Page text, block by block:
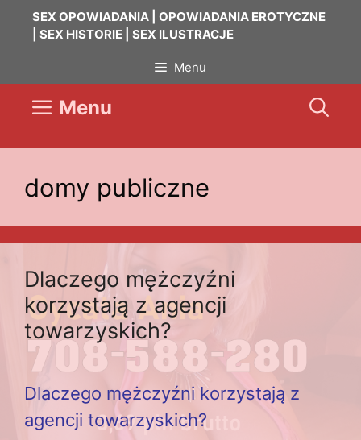
PrzejdźSEX OPOWIADANIA | OPOWIADANIA EROTYCZNE
| SEX HISTORIE | SEX ILUSTRACJE
Menu
Menu
domy publiczne
Dlaczego mężczyźni
korzystają z agencji
towarzyskich?
Dlaczego mężczyźni korzystają z
agencji towarzyskich?